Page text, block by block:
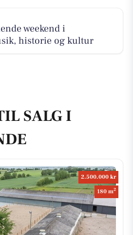
weekend i
historie og kultur
SALG I
2.500.000 kr
180 m2